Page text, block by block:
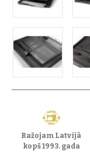
Ražojam Latvijā
kopš 1993. gada